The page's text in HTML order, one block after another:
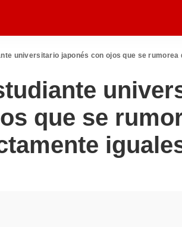
universitario japonés con ojos que se rumorea
que se